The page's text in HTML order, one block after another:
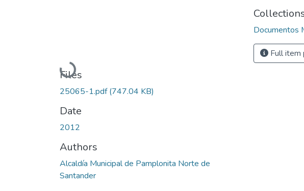
Loading...
Files
25065-1.pdf(747.04 KB)
Date
2012
Authors
Alcaldía Municipal de Pamplonita Norte de
Santander
Documentos
Full item